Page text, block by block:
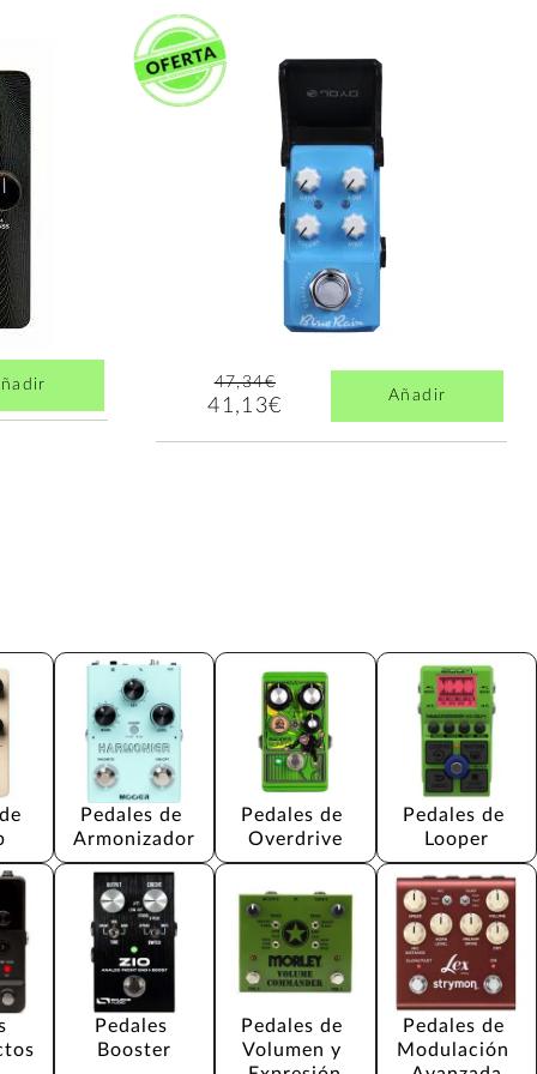
47,34€
41,13€ Añadir
Pedales de
Armonizador
Pedales de
Overdrive
Pedales de
Looper
Pedales
Booster
Pedales de
Volumen y
Pedales de
Modulación